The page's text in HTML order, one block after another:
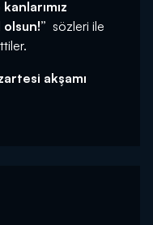
olsun!” sözleri ile
akşamı